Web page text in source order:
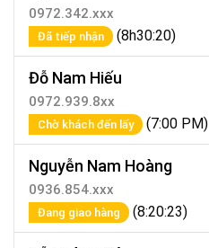
0972.342.xxx
Đã tiếp nhận (8h30:20)
Đỗ Nam Hiếu
0972.939.8xx
Chờ khách đến lấy (7:00 PM)
Nguyễn Nam Hoàng
0936.854.xxx
Đang giao hàng (8:20:23)